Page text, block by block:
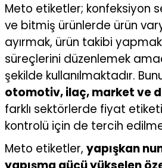
Meto etiketler; konfeksiyon
ve bitmiş ürünlerde ürün
ayırmak, ürün takibi
süreçlerini düzenlemek
şekilde kullanılmaktadır.
otomotiv, ilaç, market ve
farklı sektörlerde fiyat
kontrolü için de tercih
Meto etiketler, yapışkan